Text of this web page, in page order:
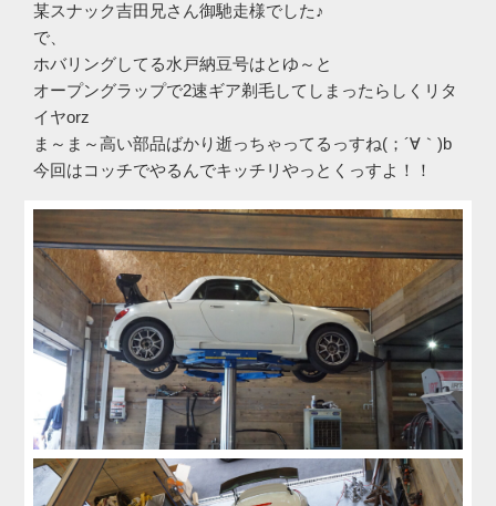
某スナック吉田兄さん御馳走様でした♪
で、
ホバリングしてる水戸納豆号はとゆ～と
オープングラップで2速ギア剃毛してしまったらしくリタ
イヤorz
ま～ま～高い部品ばかり逝っちゃってるっすね(；´∀｀)b
今回はコッチでやるんでキッチリやっとくっすよ！！